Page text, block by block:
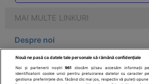
MAI MULTE LINKURI
Despre noi
Legal
Nouă ne pasă ca datele tale personale să rămână confidențiale
Noi și partenerii noștri961
stocăm și/sau accesăm informații
identificatorii cookie unici pentru prelucrarea datelor cu caracter
gestiona preferințele dvs. făcând clic mai jos, respectiv vă puteți